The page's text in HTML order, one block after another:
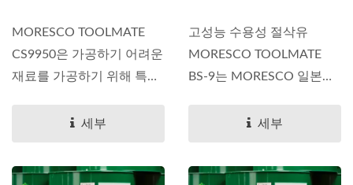
MORESCO TOOLMATE
CS9950은 가공하기 어려운
재료를 가공하기 위해 특별
세부
고성능 수용성 절삭유
MORESCO TOOLMATE
BS-9는 MORESCO 일본에
세부